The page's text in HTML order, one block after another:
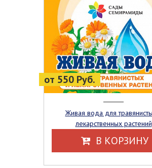
от 550 Руб.
Живая вода для травянистых и
лекарственных растений
В КОРЗИНУ